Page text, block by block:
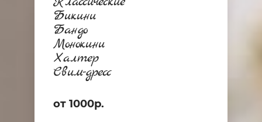
Бикини
Бандо
Монокини
Халтер
Свим-дресс
от 1000р.